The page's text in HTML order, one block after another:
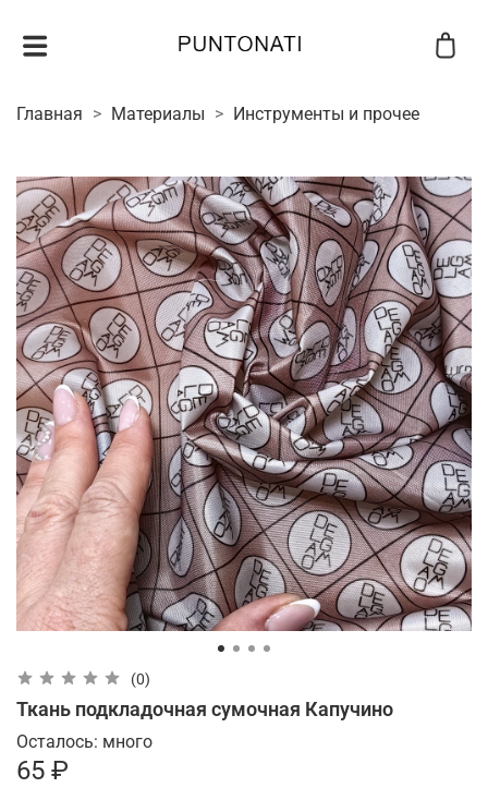
Главная Материалы Инструменты и прочее
(0)
Ткань подкладочная сумочная Капучино
Осталось: много
65 ₽